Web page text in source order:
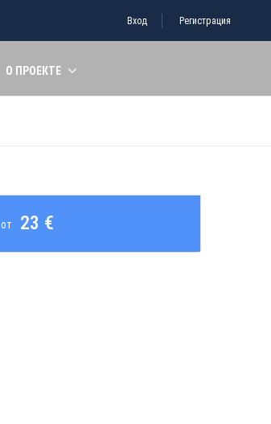
Вход Регистрация
О ПРОЕКТЕ
от 23 €